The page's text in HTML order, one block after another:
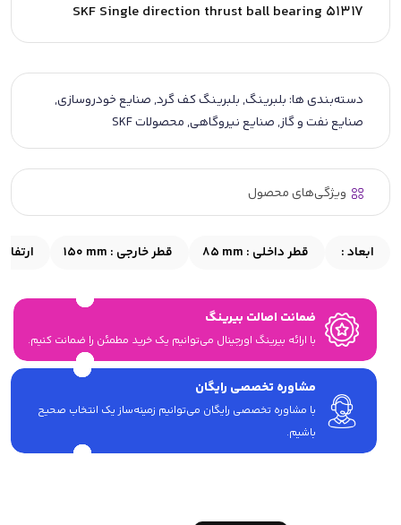
SKF Single direction thrust ball bearing 51317
دسته‌بندی ها: بلبرینگ,بلبرینگ کف گرد,صنایع خودروسازی,
صنایع نفت و گاز,صنایع نیروگاهی,محصولات SKF
ویژگی‌های محصول
ابعاد : قطر داخلی : 85 mm قطر خارجی : 150 mm
ضمانت اصالت بیرینگ
با ارائه بیرینگ اورجینال می‎‌توانیم یک خرید مطمئن را ضمانت کنیم.
مشاوره تخصصی رایگان
با مشاوره تخصصی رایگان می‌توانیم زمینه‌ساز یک انتخاب صحیح
باشیم.